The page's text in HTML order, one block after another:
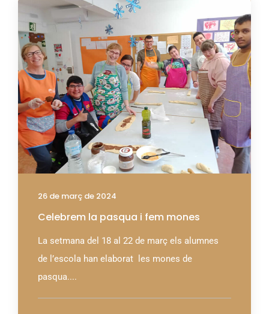
26 de març de 2024
Celebrem la pasqua i fem mones
La setmana del 18 al 22 de març els alumnes
de l’escola han elaborat les mones de
pasqua....